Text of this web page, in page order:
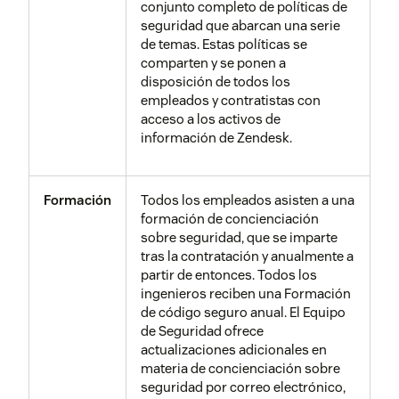
Funciones predeterminadas
de soporte
Funciones personalizadas de
soporte * Solo Enterprise
Funciones predeterminadas
de chat
Funciones predeterminadas
de exploración
Funciones predeterminadas
de guía
Funciones predeterminadas
de conversación
Tiempo de sesión
conjunto completo de políticas de
seguridad que abarcan una serie
de temas. Estas políticas se
comparten y se ponen a
disposición de todos los
empleados y contratistas con
acceso a los activos de
información de Zendesk.
Formación
Todos los empleados asisten a una
formación de concienciación
sobre seguridad, que se imparte
tras la contratación y anualmente a
partir de entonces. Todos los
ingenieros reciben una Formación
de código seguro anual. El Equipo
de Seguridad ofrece
actualizaciones adicionales en
materia de concienciación sobre
seguridad por correo electrónico,